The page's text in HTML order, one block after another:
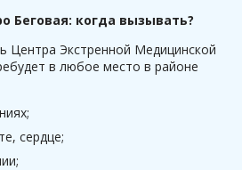
Беговая: когда вызывать?
Центра Экстренной Медицинской
в любое место в районе
сердце;